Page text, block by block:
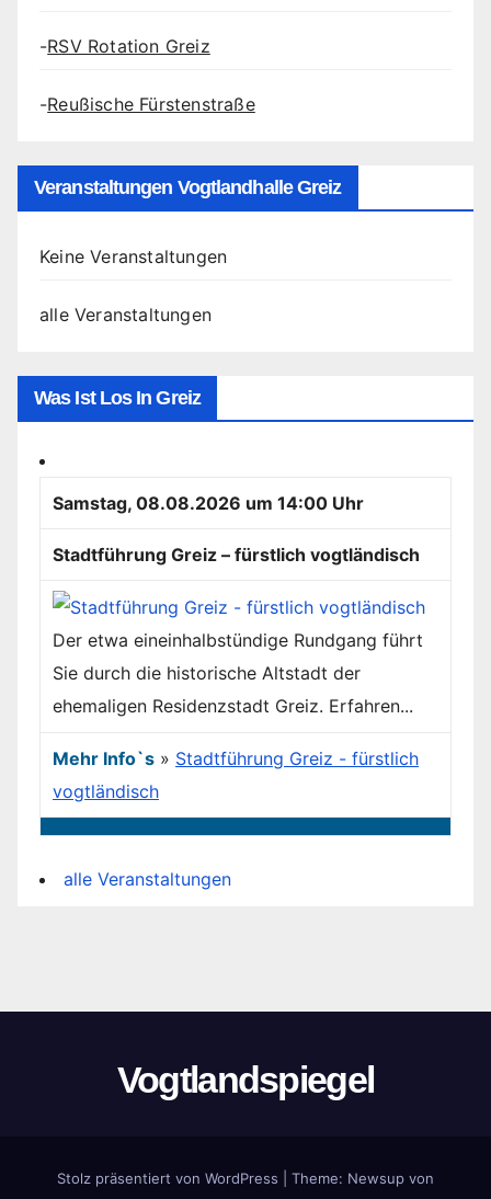
-RSV Rotation Greiz
-Reußische Fürstenstraße
Veranstaltungen Vogtlandhalle Greiz
Keine Veranstaltungen
alle Veranstaltungen
Was Ist Los In Greiz
Samstag, 08.08.2026 um 14:00 Uhr
Stadtführung Greiz – fürstlich vogtländisch
Der etwa eineinhalbstündige Rundgang führt
Sie durch die historische Altstadt der
ehemaligen Residenzstadt Greiz. Erfahren...
Mehr Info`s » Stadtführung Greiz - fürstlich
vogtländisch
alle Veranstaltungen
Vogtlandspiegel
Stolz präsentiert von WordPress Theme: Newsup von